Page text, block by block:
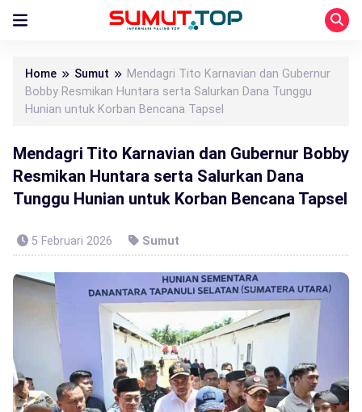
Home Sumut
Mendagri Tito Karnavian dan Gubernur
Bobby Resmikan Huntara serta Salurkan Dana Tunggu
Hunian untuk Korban Bencana Tapsel
Mendagri Tito Karnavian dan Gubernur Bobby
Resmikan Huntara serta Salurkan Dana
Tunggu Hunian untuk Korban Bencana Tapsel
5 Februari 2026 Sumut